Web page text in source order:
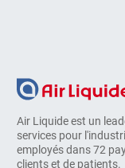
Air Liquide est un
services pour
employés dans 72
clients et de patients.